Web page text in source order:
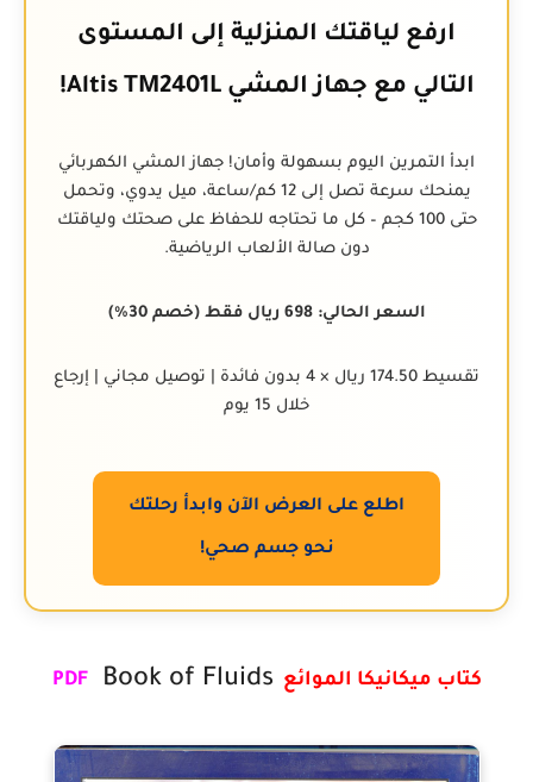
ارفع لياقتك المنزلية إلى المستوى
التالي مع جهاز المشي Altis TM2401L!
ابدأ التمرين اليوم بسهولة وأمان! جهاز المشي الكهربائي
يمنحك سرعة تصل إلى 12 كم/ساعة، ميل يدوي، وتحمل
حتى 100 كجم – كل ما تحتاجه للحفاظ على صحتك ولياقتك
دون صالة الألعاب الرياضية.
السعر الحالي: 698 ريال فقط (خصم 30%)
تقسيط 174.50 ريال × 4 بدون فائدة | توصيل مجاني | إرجاع
خلال 15 يوم
اطلع على العرض الآن وابدأ رحلتك
نحو جسم صحي!
كتاب ميكانيكا الموائع PDF Book of Fluids